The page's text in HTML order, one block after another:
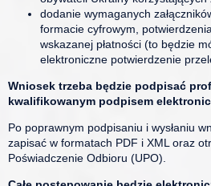
dodanie wymaganych
formacie cyfrowym,
wskazanej płatności (to będzie
elektroniczne potwierdzenie
Wniosek trzeba będzie podpisać
kwalifikowanym podpisem
Po poprawnym podpisaniu i wysłaniu
zapisać w formatach PDF i XML oraz
Poświadczenie Odbioru (UPO).